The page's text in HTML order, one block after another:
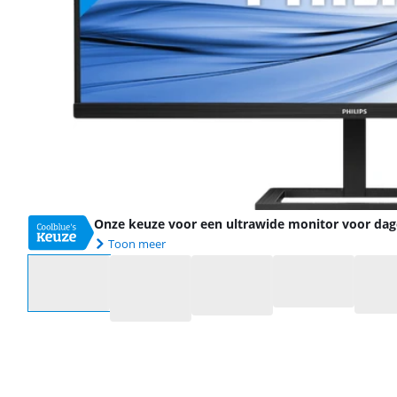
Onze keuze voor een ultrawide monitor voor
Toon meer